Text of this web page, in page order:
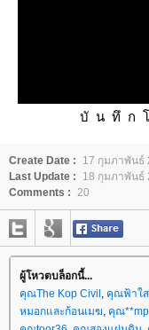
บั น ทึ ก
Create Date :
17 กุมภาพันธ์
Last Update :
18 กุมภาพันธ์
Comments :
20
ผู้โหวตบล็อกนี้...
คุณThe Kop Civil คุณฟ้าใ
หมอกและก้อนเมฆ คุณ